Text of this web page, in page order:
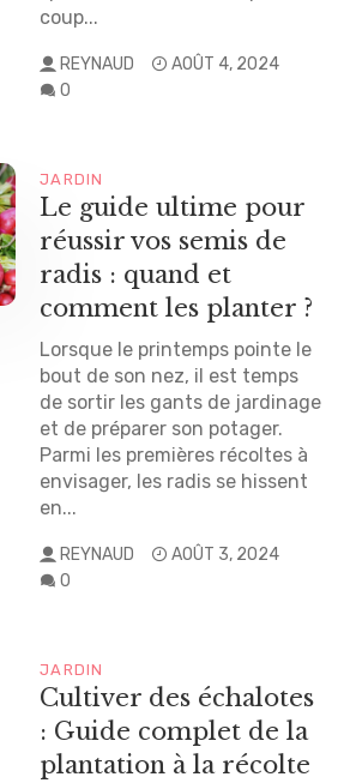
coup...
REYNAUD
AOÛT 4, 2024
0
JARDIN
Le guide ultime pour
réussir vos semis de
radis : quand et
comment les planter ?
Lorsque le printemps pointe le
bout de son nez, il est temps
de sortir les gants de jardinage
et de préparer son potager.
Parmi les premières récoltes à
envisager, les radis se hissent
en...
REYNAUD
AOÛT 3, 2024
0
JARDIN
Cultiver des échalotes
: Guide complet de la
plantation à la récolte